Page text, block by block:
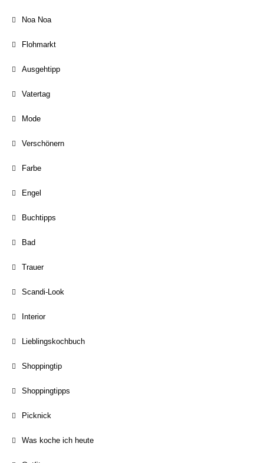
Noa Noa
Flohmarkt
Ausgehtipp
Vatertag
Mode
Verschönern
Farbe
Engel
Buchtipps
Bad
Trauer
Scandi-Look
Interior
Lieblingskochbuch
Shoppingtip
Shoppingtipps
Picknick
Was koche ich heute